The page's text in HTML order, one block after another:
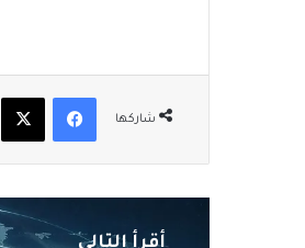
شاركها
فيسبوك‫X